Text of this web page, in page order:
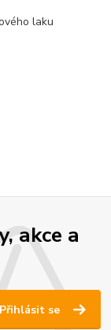
laku
akce a
Přihlásit se